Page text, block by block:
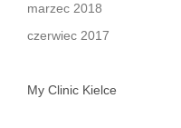
marzec 2018
czerwiec 2017
My Clinic Kielce